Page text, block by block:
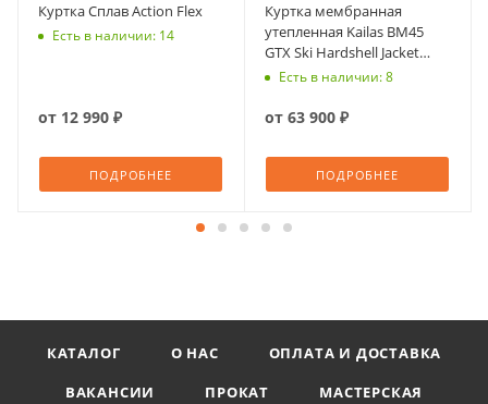
Куртка Сплав Action Flex
Есть в наличии: 14
от 12 990 ₽
ПОДРОБНЕЕ
Куртка мембранная
утепленная Kailas BM45
GTX Ski Hardshell Jacket
KG2441115
Есть в наличии: 8
от 63 900 ₽
ПОДРОБНЕЕ
КАТАЛОГ О НАС
ОПЛАТА И ДОСТАВКА
ВАКАНСИИ
ПРОКАТ МАСТЕРСКАЯ